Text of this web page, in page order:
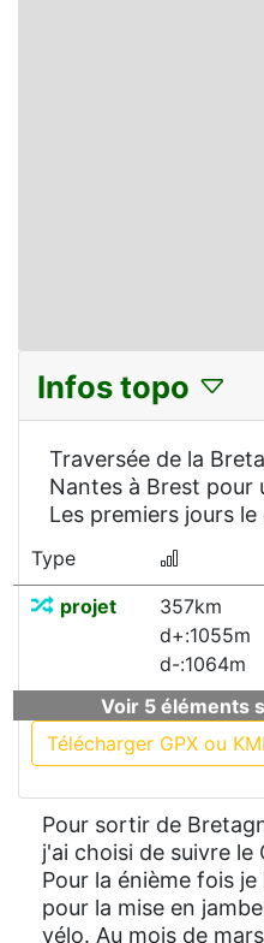
Infos topo
Traversée de la
Nantes à Brest pour
Les premiers jours
Type
projet
357km
d+:1055m
d-:1064m
Voir 5 éléments
Télécharger GPX ou
Pour sortir de
j'ai choisi de suivre le
Pour la énième fois
pour la mise en
vélo. Au mois de